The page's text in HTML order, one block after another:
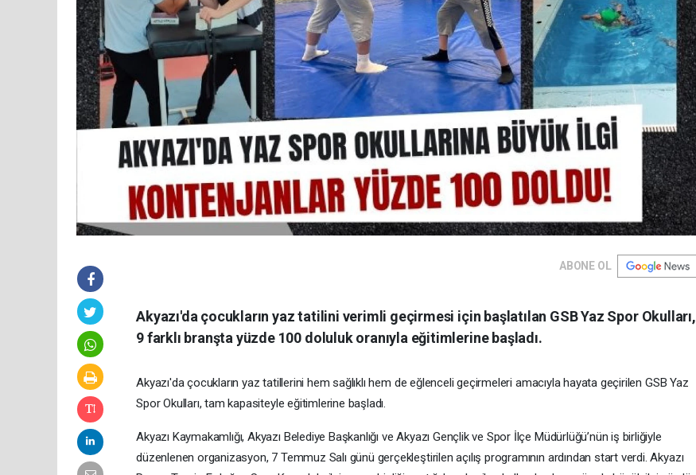
ABONE OL
Akyazı'da çocukların yaz tatilini verimli geçirmesi için başlatılan GSB Yaz Spor Okulları,
9 farklı branşta yüzde 100 doluluk oranıyla eğitimlerine başladı.
Akyazı'da çocukların yaz tatillerini hem sağlıklı hem de eğlenceli geçirmeleri amacıyla hayata geçirilen GSB Yaz
Spor Okulları, tam kapasiteyle eğitimlerine başladı.
Akyazı Kaymakamlığı, Akyazı Belediye Başkanlığı ve Akyazı Gençlik ve Spor İlçe Müdürlüğü’nün iş birliğiyle
düzenlenen organizasyon, 7 Temmuz Salı günü gerçekleştirilen açılış programının ardından start verdi. Akyazı